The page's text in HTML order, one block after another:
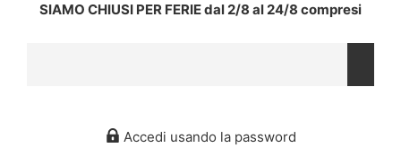
SIAMO CHIUSI PER FERIE dal 2/8 al 24/8 compresi
Accedi usando la password